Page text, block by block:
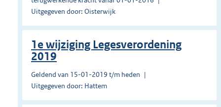
Uitgegeven door: Oisterwijk
1e wijziging Legesverordening
2019
Geldend van 15-01-2019 t/m heden
Uitgegeven door: Hattem